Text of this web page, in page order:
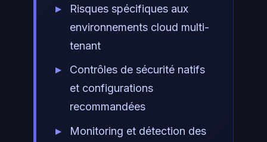
Risques spécifiques aux
environnements cloud multi-
tenant
Contrôles de sécurité natifs
et configurations
recommandées
Monitoring et détection des